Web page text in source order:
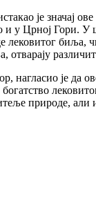
је значај
и у Црној Гори.
лековитог
нагласио је
природе, али